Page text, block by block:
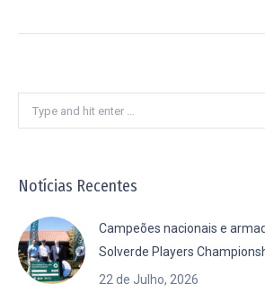
Notícias Recentes
Campeões nacionais e
Solverde Players
22 de Julho, 2026